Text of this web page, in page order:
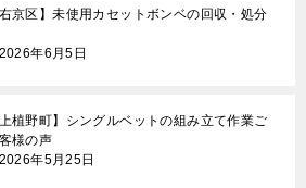
右京区】未使用カセットボンベの回収・処分
年6月5日
上植野町】シングルベットの組み立て作業ご
様の声
年5月25日